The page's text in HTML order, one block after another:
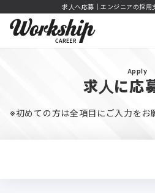
求人へ応募｜エンジニアの採用
Apply
求人に応
※初めての方は全項目にご入力をお